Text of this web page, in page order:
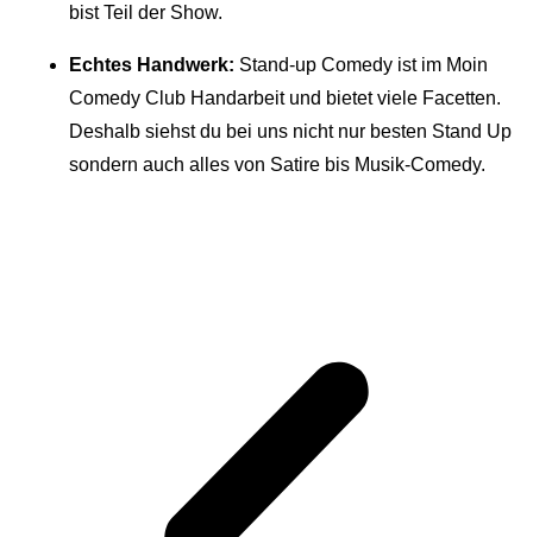
bist Teil der Show.
Echtes Handwerk: Stand-up Comedy ist im Moin
Comedy Club Handarbeit und bietet viele Facetten.
Deshalb siehst du bei uns nicht nur besten Stand Up
sondern auch alles von Satire bis Musik-Comedy.